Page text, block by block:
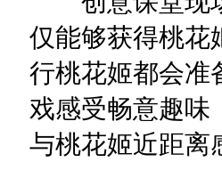
仅能够获得桃花
行桃花姬都会准
戏感受畅意趣味
与桃花姬近距离